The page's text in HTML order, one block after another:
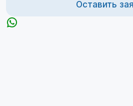
Оставить